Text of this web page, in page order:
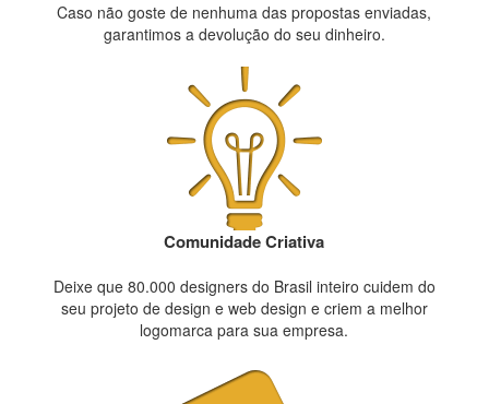
Caso não goste de nenhuma das propostas enviadas,
garantimos a devolução do seu dinheiro.
Comunidade Criativa
Deixe que 80.000 designers do Brasil inteiro cuidem do
seu projeto de design e web design e criem a melhor
logomarca para sua empresa.